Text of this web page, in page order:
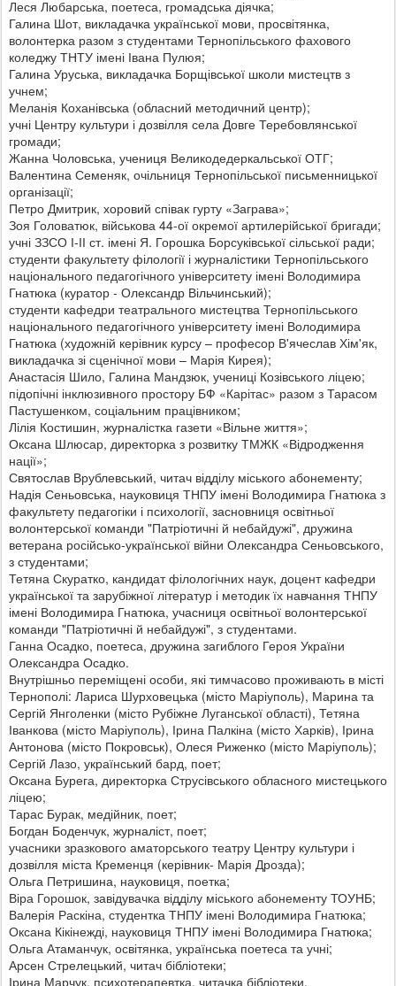
Леся Любарська, поетеса, громадська діячка;
Галина Шот, викладачка української мови, просвітянка,
волонтерка разом з студентами Тернопільського фахового
коледжу ТНТУ імені Івана Пулюя;
Галина Уруська, викладачка Борщівської школи мистецтв з
учнем;
Меланія Коханівська (обласний методичний центр);
учні Центру культури і дозвілля села Довге Теребовлянської
громади;
Жанна Чоловська, учениця Великодедеркальської ОТГ;
Валентина Семеняк, очільниця Тернопільської письменницької
організації;
Петро Дмитрик, хоровий співак гурту «Заграва»;
Зоя Головатюк, військова 44-ої окремої артилерійської бригади;
учні ЗЗСО І-ІІ ст. імені Я. Горошка Борсуківської сільської ради;
студенти факультету філології і журналістики Тернопільського
національного педагогічного університету імені Володимира
Гнатюка (куратор - Олександр Вільчинський);
студенти кафедри театрального мистецтва Тернопільського
національного педагогічного університету імені Володимира
Гнатюка (художній керівник курсу – професор В'ячеслав Хім'як,
викладачка зі сценічної мови – Марія Кирея);
Анастасія Шило, Галина Мандзюк, учениці Козівського ліцею;
підопічні інклюзивного простору БФ «Карітас» разом з Тарасом
Пастушенком, соціальним працівником;
Лілія Костишин, журналістка газети «Вільне життя»;
Оксана Шлюсар, директорка з розвитку ТМЖК «Відродження
нації»;
Святослав Врублевський, читач відділу міського абонементу;
Надія Сеньовська, науковиця ТНПУ імені Володимира Гнатюка з
факультету педагогіки і психології, засновниця освітньої
волонтерської команди "Патріотичні й небайдужі", дружина
ветерана російсько-української війни Олександра Сеньовського,
з студентами;
Тетяна Скуратко, кандидат філологічних наук, доцент кафедри
української та зарубіжної літератур і методик їх навчання ТНПУ
імені Володимира Гнатюка, учасниця освітньої волонтерської
команди "Патріотичні й небайдужі", з студентами.
Ганна Осадко, поетеса, дружина загиблого Героя України
Олександра Осадко.
Внутрішньо переміщені особи, які тимчасово проживають в місті
Тернополі: Лариса Шурховецька (місто Маріуполь), Марина та
Сергій Янголенки (місто Рубіжне Луганської області), Тетяна
Іванкова (місто Маріуполь), Ірина Палкіна (місто Харків), Ірина
Антонова (місто Покровськ), Олеся Риженко (місто Маріуполь);
Сергій Лазо, український бард, поет;
Оксана Бурега, директорка Струсівського обласного мистецького
ліцею;
Тарас Бурак, медійник, поет;
Богдан Боденчук, журналіст, поет;
учасники зразкового аматорського театру Центру культури і
дозвілля міста Кременця (керівник- Марія Дрозда);
Ольга Петришина, науковиця, поетка;
Віра Горошок, завідувачка відділу міського абонементу ТОУНБ;
Валерія Раскіна, студентка ТНПУ імені Володимира Гнатюка;
Оксана Кікінежді, науковиця ТНПУ імені Володимира Гнатюка;
Ольга Атаманчук, освітянка, українська поетеса та учні;
Арсен Стрелецький, читач бібліотеки;
Ірина Марчук, психотерапевтка, читачка бібліотеки.